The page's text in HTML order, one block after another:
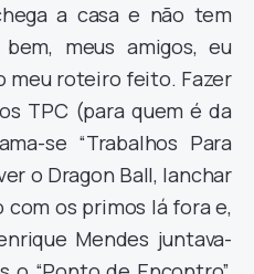
a casa e não tem
meus amigos, eu
meu roteiro feito. Fazer
TPC (para quem é da
se “Trabalhos Para
o Dragon Ball, lanchar
os primos lá fora e,
Mendes juntava-